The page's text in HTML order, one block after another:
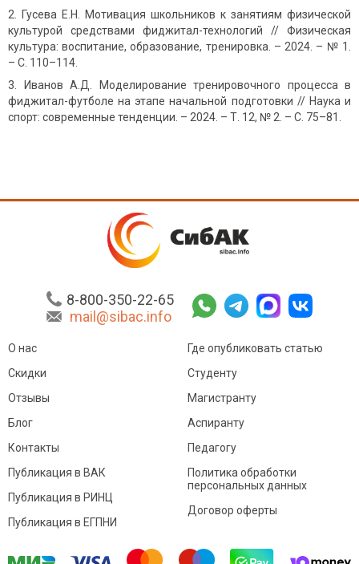
Гусева Е.Н. Мотивация школьников к занятиям физической
культурой средствами фиджитал-технологий // Физическая
культура: воспитание, образование, тренировка. – 2024. – № 1.
– С. 110–114.
Иванов А.Д. Моделирование тренировочного процесса в
фиджитал-футболе на этапе начальной подготовки // Наука и
спорт: современные тенденции. – 2024. – Т. 12, № 2. – С. 75–81.
8-800-350-22-65
mail@sibac.info
О нас
Скидки
Отзывы
Блог
Контакты
Где опубликовать статью
Студенту
Магистранту
Аспиранту
Педагогу
Публикация в ВАК
Публикация в РИНЦ
Публикация в ЕГПНИ
Политика обработки
персональных данных
Договор оферты